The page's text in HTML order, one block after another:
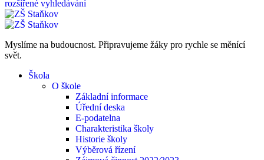
rozšířené vyhledávání
Myslíme na budoucnost. Připravujeme žáky pro rychle se měnící
svět.
Škola
O škole
Základní informace
Úřední deska
E-podatelna
Charakteristika školy
Historie školy
Výběrová řízení